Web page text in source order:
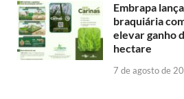
Embrapa
braquiária
elevar ganho
hectare
7 de agosto de